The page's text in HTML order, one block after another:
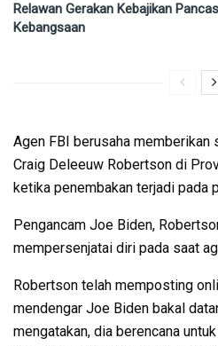
Relawan Gerakan Kebajikan
Kebangsaan
Agen FBI berusaha memberikan
Craig Deleeuw Robertson di
ketika penembakan terjadi pada
Pengancam Joe Biden,
mempersenjatai diri pada saat
Robertson telah memposting
mendengar Joe Biden bakal
mengatakan, dia berencana